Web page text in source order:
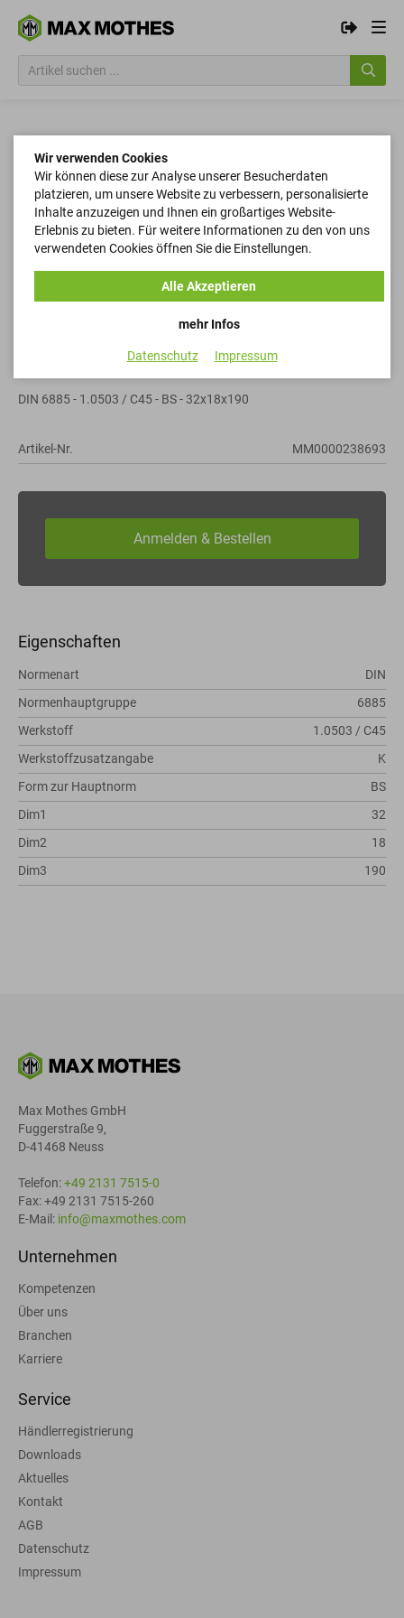
Passfedern
DIN 6885 - 1.0503 / C45 - BS - 32x18x190
Artikel-Nr. MM0000238693
Eigenschaften
Normenart
DIN
Normenhauptgruppe
6885
Werkstoff
1.0503 / C45
Werkstoffzusatzangabe
K
Form zur Hauptnorm
BS
Dim1
32
Dim2
18
Dim3
190
Max Mothes GmbH
Fuggerstraße 9,
D-41468 Neuss
Telefon:+49 2131 7515-0
Fax: +49 2131 7515-260
E-Mail: info@maxmothes.com
Unternehmen
Kompetenzen
Über uns
Branchen
Karriere
Service
Händlerregistrierung
Downloads
Aktuelles
Kontakt
AGB
Datenschutz
Impressum
Wir verwenden Cookies
Wir können diese zur Analyse unserer Besucherdaten
platzieren, um unsere Website zu verbessern, personalisierte
Inhalte anzuzeigen und Ihnen ein großartiges Website-
Erlebnis zu bieten. Für weitere Informationen zu den von uns
verwendeten Cookies öffnen Sie die Einstellungen.
mehr Infos
Alle Akzeptieren
Datenschutz Impressum